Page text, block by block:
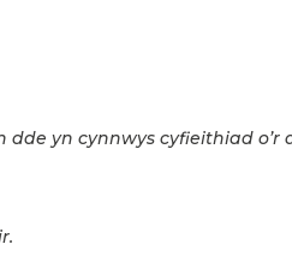
yn cynnwys cyfieithiad o’r